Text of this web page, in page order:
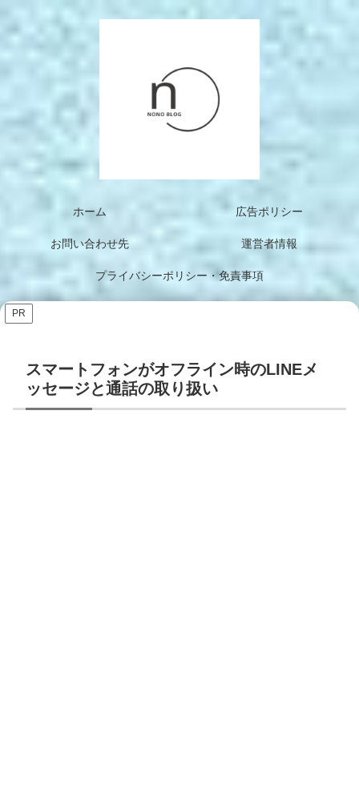
ホーム 広告ポリシー
お問い合わせ先 運営者情報
プライバシーポリシー・免責事項
PR
スマートフォンがオフライン時のLINEメ
ッセージと通話の取り扱い